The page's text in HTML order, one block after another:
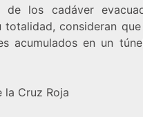
de los cadáver
totalidad, consideran
acumulados en un
la Cruz Roja